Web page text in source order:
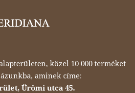
közel 10 000 terméket
aminek címe:
Ürömi utca 45.